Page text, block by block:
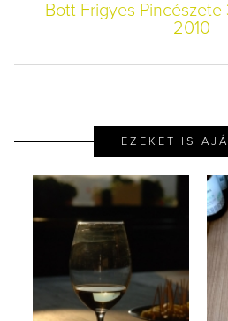
Bott Frigyes
2010
EZEKET IS